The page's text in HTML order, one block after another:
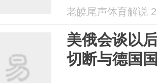
老皢尾声体育解说
美俄会谈以
切断与德国